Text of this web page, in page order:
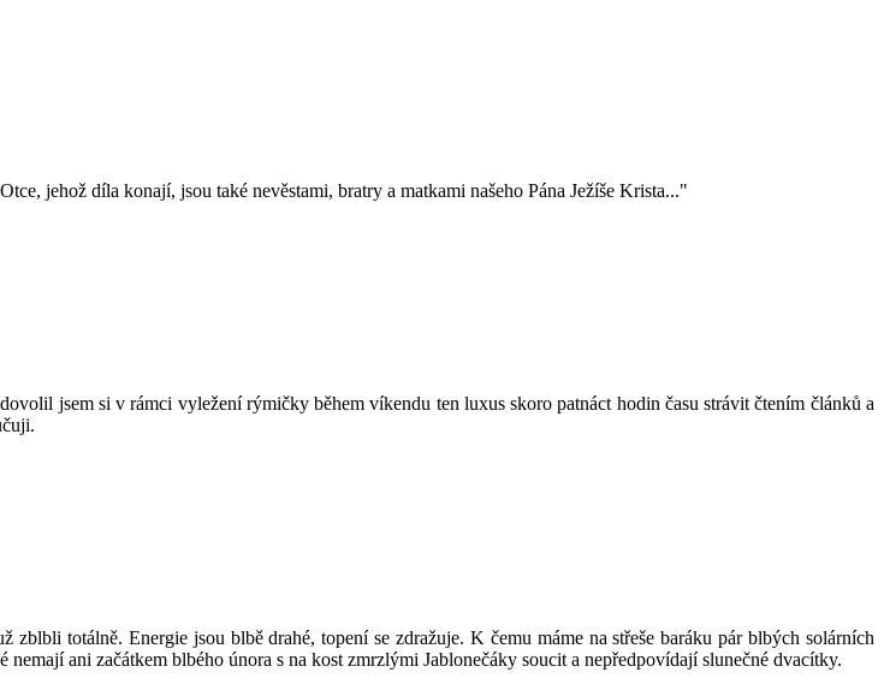
jehož díla konají, jsou také nevěstami, bratry a matkami našeho Pána Ježíše Krista..."
jsem si v rámci vyležení rýmičky během víkendu ten luxus skoro patnáct hodin času strávit čtením článků a
totálně. Energie jsou blbě drahé, topení se zdražuje. K čemu máme na střeše baráku pár blbých solárních
ani začátkem blbého února s na kost zmrzlými Jablonečáky soucit a nepředpovídají slunečné dvacítky.